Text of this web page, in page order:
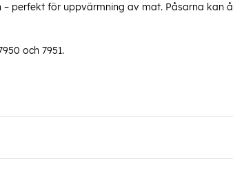
perfekt för uppvärmning av mat. Påsarna kan
och 7951.